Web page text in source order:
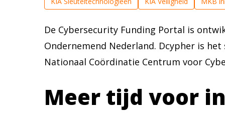
De Cybersecurity Funding Portal is
Ondernemend Nederland. Dcypher is
Nationaal Coördinatie Centrum voor
Meer tijd voor